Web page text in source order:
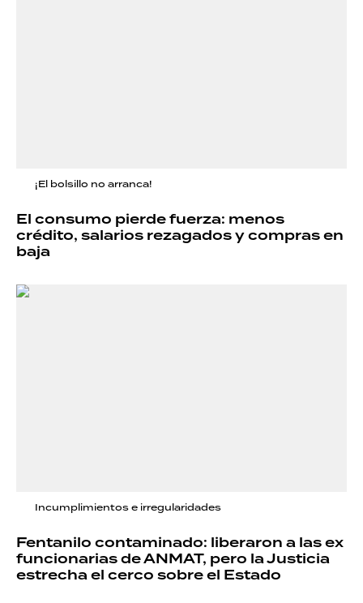
¡El bolsillo no arranca!
El consumo pierde fuerza: menos
crédito, salarios rezagados y compras en
baja
Incumplimientos e irregularidades
Fentanilo contaminado: liberaron a las ex
funcionarias de ANMAT, pero la Justicia
estrecha el cerco sobre el Estado